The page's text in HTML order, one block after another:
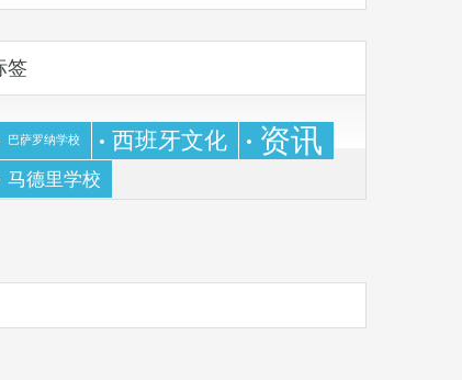
签
巴萨罗纳学校 西班牙文化 资讯
马德里学校